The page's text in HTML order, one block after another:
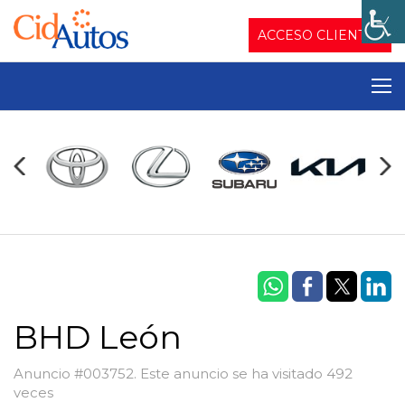
ACCESO CLIENTES
BHD León
Anuncio #003752. Este anuncio se ha visitado 492
veces